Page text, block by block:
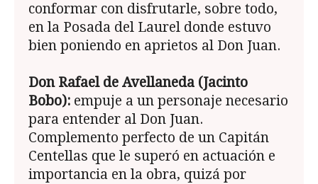
conformar con disfrutarle, sobre todo,
en la Posada del Laurel donde estuvo
bien poniendo en aprietos al Don Juan.
Don Rafael de Avellaneda (Jacinto
Bobo): empuje a un personaje necesario
para entender al Don Juan.
Complemento perfecto de un Capitán
Centellas que le superó en actuación e
importancia en la obra, quizá por